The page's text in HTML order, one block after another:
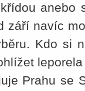
anebo
září navíc
Kdo si
Prahu se